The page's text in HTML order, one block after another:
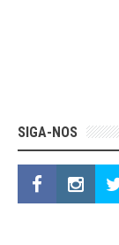
SIGA-NOS